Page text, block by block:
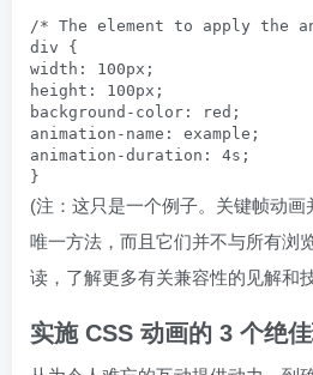
/* The element to apply the
div {
width: 100px;
height: 100px;
background-color: red;
animation-name: example;
animation-duration: 4s;
}
(注：这只是一个例子。关键帧动
唯一方法，而且它们并不与所有浏
读，了解更多有关兼容性的见解和
实施 CSS 动画的 3 个绝